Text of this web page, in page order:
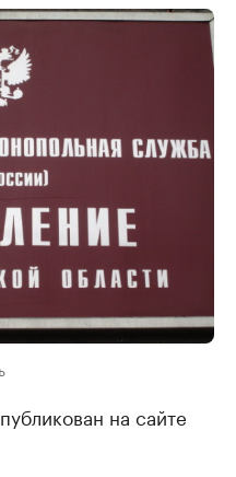
на сайте